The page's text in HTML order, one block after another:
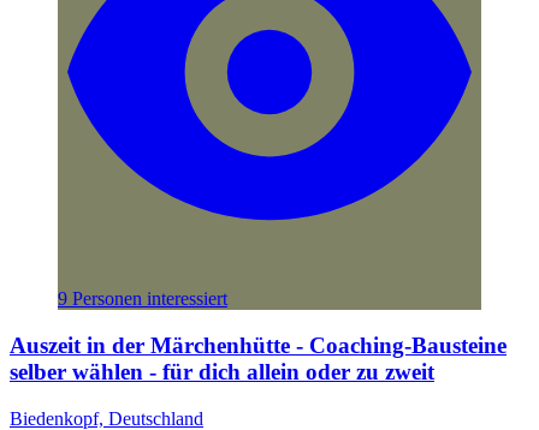
9 Personen interessiert
Auszeit in der Märchenhütte - Coaching-Bausteine
selber wählen - für dich allein oder zu zweit
Biedenkopf, Deutschland